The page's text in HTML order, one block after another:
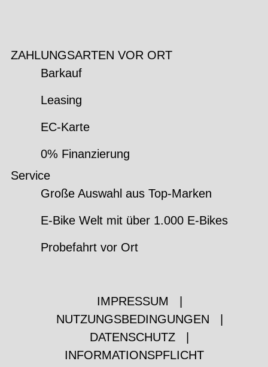
ZAHLUNGSARTEN VOR ORT
Barkauf
Leasing
EC-Karte
0% Finanzierung
Service
Große Auswahl aus Top-Marken
E-Bike Welt mit über 1.000 E-Bikes
Probefahrt vor Ort
IMPRESSUM
NUTZUNGSBEDINGUNGEN
DATENSCHUTZ
INFORMATIONSPFLICHT